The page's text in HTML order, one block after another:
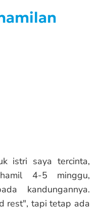
istri saya tercinta,
4-5 minggu,
kandungannya.
rest", tapi tetap ada